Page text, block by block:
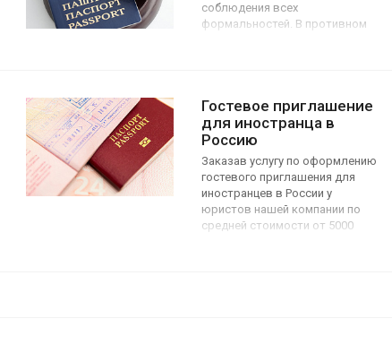
соблюдения всех
формальностей. В противном
сопровождению отмены
депортации. Заказ услуги
потребуется тем, кто был
депортирован и желает
вернуться в Россию.
Квалифицированная помощь
оказывается по средней
стоимости от 5 000 руб.
Гостевое приглашение
для иностранца в
Россию
Заказав услугу по оформлению
гостевого приглашения для
иностранцев в России у
юристов нашей компании по
средней стоимости от 5000